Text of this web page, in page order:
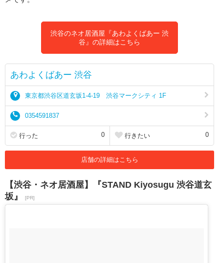
渋谷のネオ居酒屋『あわよくばあー 渋
谷』の詳細はこちら
あわよくばあー 渋谷
東京都渋谷区道玄坂1-4-19 渋谷マークシティ 1F
0354591837
行った 0 行きたい 0
店舗の詳細はこちら
【渋谷・ネオ居酒屋】『STAND Kiyosugu 渋谷道玄
坂』
[PR]